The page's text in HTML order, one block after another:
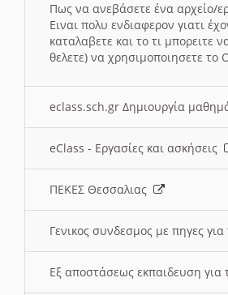
Πως να ανεβάσετε ένα αρχείο/
Ειναι πολυ ενδιαφερον γιατι
καταλαβετε και το τι μπορειτε
θελετε) να χρησιμοποιησετε το
eclass.sch.gr Δημιουργία
eClass - Εργασίες και ασκήσεις
ΠΕΚΕΣ Θεσσαλιας
Γενικος συνδεσμος με πηγες
Εξ αποστάσεως εκπαιδευση για